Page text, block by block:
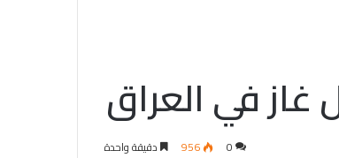
في العراق
0
956 دقيقة واحدة